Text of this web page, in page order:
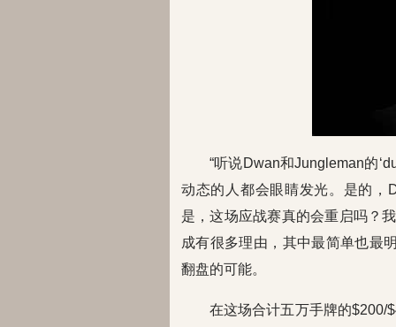
“听说Dwan和Jungleman的
动态的人都会眼睛发光。是的，
是，这场应战赛真的会重启吗？
成有很多理由，其中最简单也最
翻盘的可能。
在这场合计五万手牌的$200/